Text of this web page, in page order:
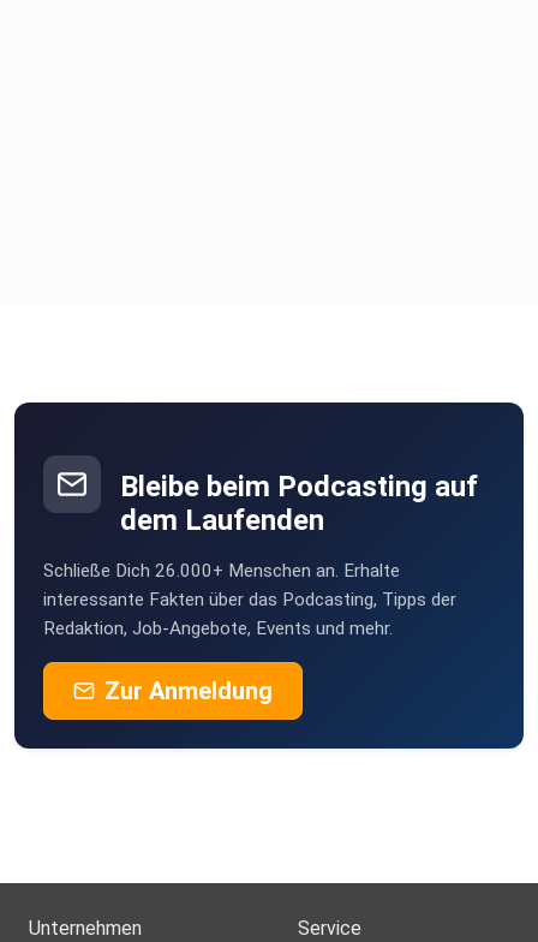
Bleibe beim Podcasting auf
dem Laufenden
Schließe Dich 26.000+ Menschen an. Erhalte
interessante Fakten über das Podcasting, Tipps der
Redaktion, Job-Angebote, Events und mehr.
Zur Anmeldung
Unternehmen Service